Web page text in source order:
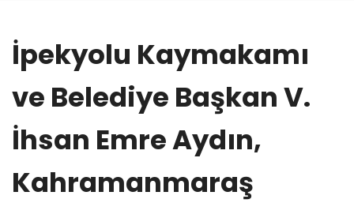
Instagram
Youtube
İpekyolu Kaymakamı
ve Belediye Başkan V.
İhsan Emre Aydın,
Kahramanmaraş